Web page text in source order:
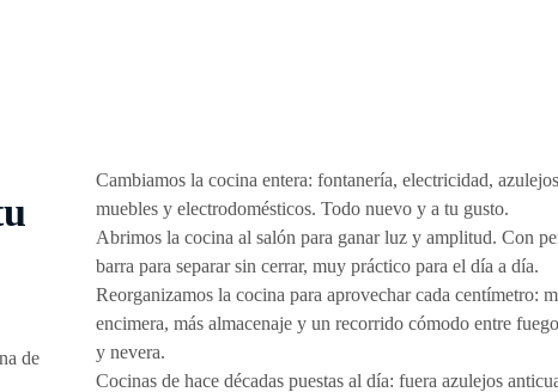
de
Cambiamos la cocina entera: fontanería, electricidad,
muebles y electrodomésticos. Todo nuevo y a tu gusto.
Abrimos la cocina al salón para ganar luz y amplitud. Con
barra para separar sin cerrar, muy práctico para el día a día.
Reorganizamos la cocina para aprovechar cada centímetro:
encimera, más almacenaje y un recorrido cómodo entre
y nevera.
Cocinas de hace décadas puestas al día: fuera azulejos